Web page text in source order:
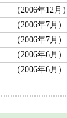
（2006年12月）
（2006年7月）
（2006年7月）
（2006年6月）
（2006年6月）